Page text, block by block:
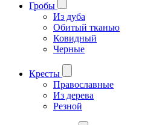
Гробы
Из дуба
Обитый тканью
Ковидный
Черные
Кресты
Православные
Из дерева
Резной